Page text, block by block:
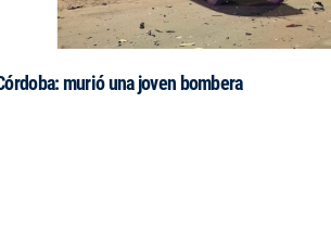
murió una joven bombera